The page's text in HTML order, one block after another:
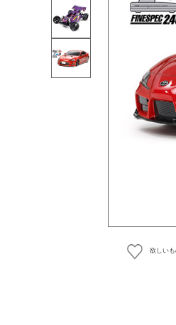
欲しい